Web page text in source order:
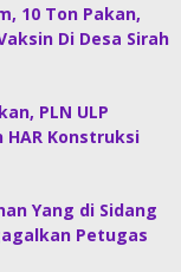
10 Ton Pakan,
Di Desa Sirah
PLN ULP
HAR Konstruksi
Yang di Sidang
Petugas